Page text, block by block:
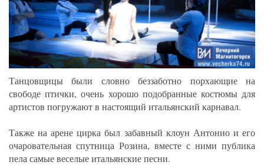
Танцовщицы были словно беззаботно порхающие на
свободе птички, очень хорошо подобранные костюмы для
артистов погружают в настоящий итальянский карнавал.
Также на арене цирка был забавный клоун Антонио и его
очаровательная спутница Розина, вместе с ними публика
пела самые веселые итальянские песни.